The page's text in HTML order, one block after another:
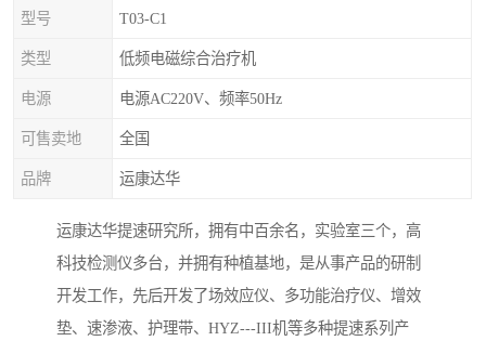
型号 T03-C1
类型 低频电磁综合治疗机
电源 电源AC220V、频率50Hz
可售卖地 全国
品牌 运康达华
运康达华提速研究所，拥有中百余名，实验室三个，高
科技检测仪多台，并拥有种植基地，是从事产品的研制
开发工作，先后开发了场效应仪、多功能治疗仪、增效
垫、速渗液、护理带、HYZ---III机等多种提速系列产